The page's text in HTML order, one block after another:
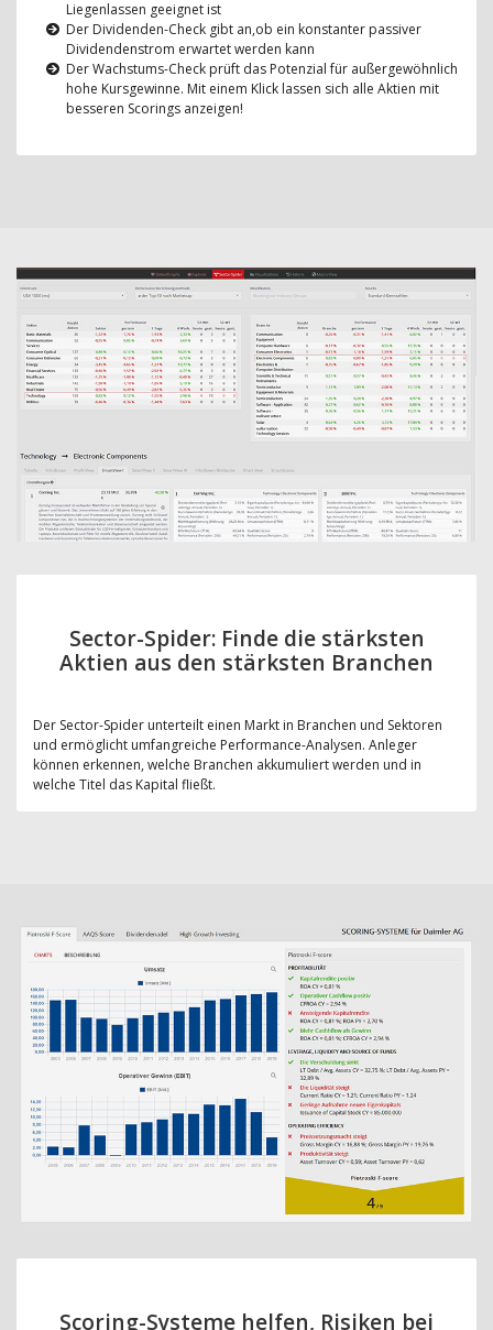
Liegenlassen geeignet ist
Der Dividenden-Check gibt an,ob ein konstanter passiver
Dividendenstrom erwartet werden kann
Der Wachstums-Check prüft das Potenzial für außergewöhnlich
hohe Kursgewinne. Mit einem Klick lassen sich alle Aktien mit
besseren Scorings anzeigen!
Sector-Spider: Finde die stärksten
Aktien aus den stärksten Branchen
Der Sector-Spider unterteilt einen Markt in Branchen und Sektoren
und ermöglicht umfangreiche Performance-Analysen. Anleger
können erkennen, welche Branchen akkumuliert werden und in
welche Titel das Kapital fließt.
Scoring-Systeme helfen, Risiken bei